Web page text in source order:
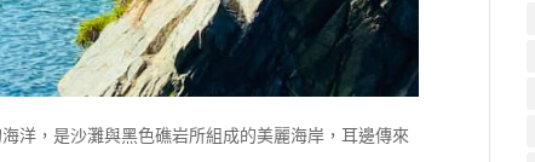
洋，是沙灘與黑色礁岩所組成的美麗海岸，耳邊傳來